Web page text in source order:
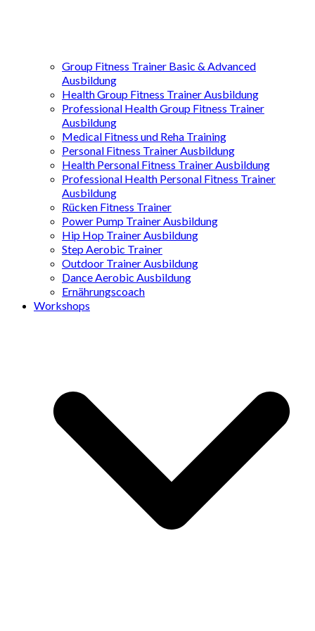
Group Fitness Trainer Basic & Advanced
Ausbildung
Health Group Fitness Trainer Ausbildung
Professional Health Group Fitness Trainer
Ausbildung
Medical Fitness und Reha Training
Personal Fitness Trainer Ausbildung
Health Personal Fitness Trainer Ausbildung
Professional Health Personal Fitness Trainer
Ausbildung
Rücken Fitness Trainer
Power Pump Trainer Ausbildung
Hip Hop Trainer Ausbildung
Step Aerobic Trainer
Outdoor Trainer Ausbildung
Dance Aerobic Ausbildung
Ernährungscoach
Workshops